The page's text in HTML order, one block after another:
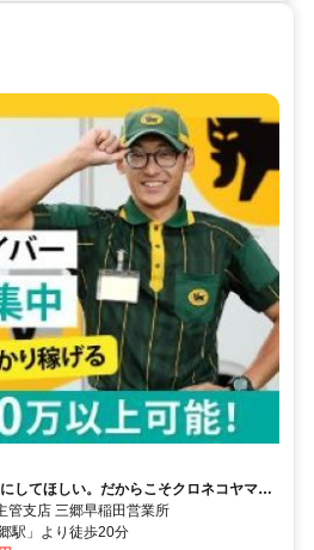
してほしい。だからこそクロネコヤマト
管支店 三郷早稲田営業所
駅」より徒歩20分